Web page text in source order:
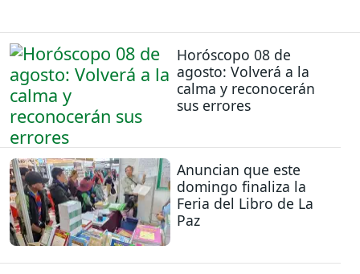
Horóscopo 08 de
agosto: Volverá a la
calma y reconocerán
sus errores
Anuncian que este
domingo finaliza la
Feria del Libro de La
Paz